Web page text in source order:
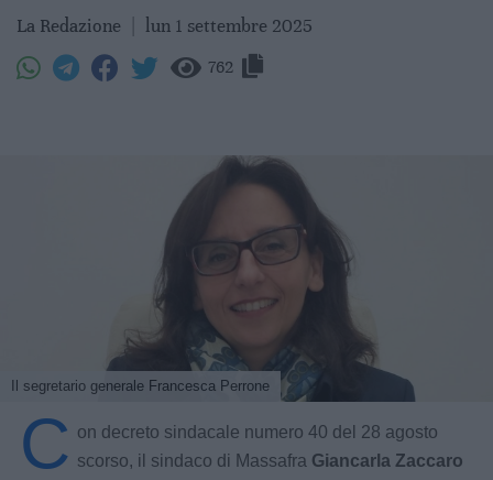
La Redazione lun 1 settembre 2025
762
Il segretario generale Francesca Perrone
C on decreto sindacale numero 40 del 28 agosto
scorso, il sindaco di Massafra Giancarla Zaccaro